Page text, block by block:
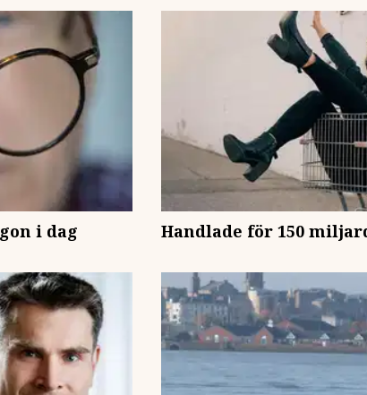
i dag Handlade för 150